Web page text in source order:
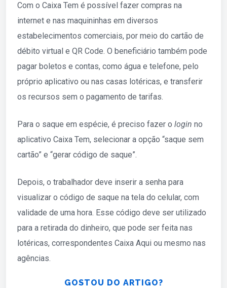
Com o Caixa Tem é possível fazer compras na
internet e nas maquininhas em diversos
estabelecimentos comerciais, por meio do cartão de
débito virtual e QR Code. O beneficiário também pode
pagar boletos e contas, como água e telefone, pelo
próprio aplicativo ou nas casas lotéricas, e transferir
os recursos sem o pagamento de tarifas.
Para o saque em espécie, é preciso fazer o login no
aplicativo Caixa Tem, selecionar a opção “saque sem
cartão” e “gerar código de saque”.
Depois, o trabalhador deve inserir a senha para
visualizar o código de saque na tela do celular, com
validade de uma hora. Esse código deve ser utilizado
para a retirada do dinheiro, que pode ser feita nas
lotéricas, correspondentes Caixa Aqui ou mesmo nas
agências.
GOSTOU DO ARTIGO?